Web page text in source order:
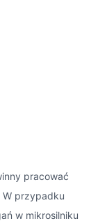
pracować
przypadku
w mikrosilniku